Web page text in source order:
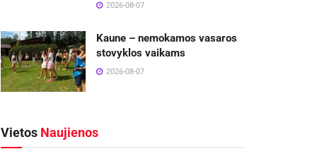
2026-08-07
Kaune – nemokamos vasaros
stovyklos vaikams
2026-08-07
Vietos Naujienos